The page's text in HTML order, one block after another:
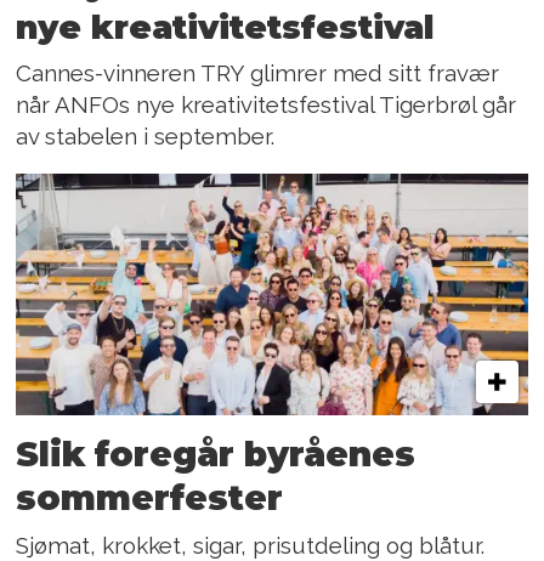
nye kreativitetsfestival
Cannes-vinneren TRY glimrer med sitt fravær
når ANFOs nye kreativitetsfestival Tigerbrøl går
av stabelen i september.
Slik foregår byråenes
sommerfester
Sjømat, krokket, sigar, prisutdeling og blåtur.